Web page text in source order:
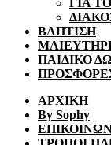
ΓΙΑ
ΒΑΠΤΙΣΗ
ΠΑΙΔΙΚΟ
ΑΡΧΙΚΗ
By Sophy